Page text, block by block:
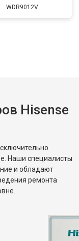
WDR9012V
Hisense
Наши специалисты
и обладают
ремонта